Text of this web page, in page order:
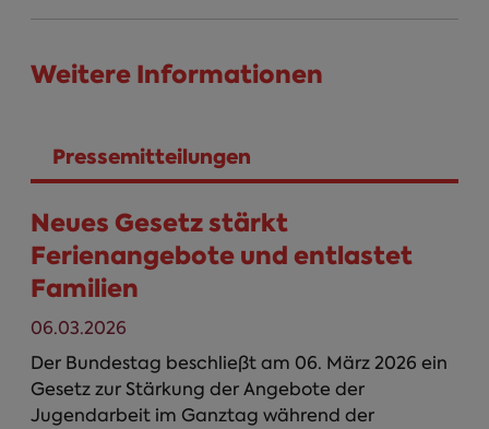
Weitere Informationen
Pressemitteilungen
Neues Gesetz stärkt
Ferienangebote und entlastet
Familien
06.03.2026
Der Bundestag beschließt am 06. März 2026 ein
Gesetz zur Stärkung der Angebote der
Jugendarbeit im Ganztag während der